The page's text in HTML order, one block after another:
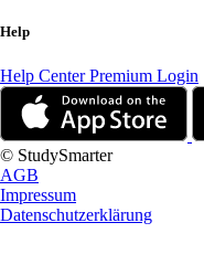
Help
Help CenterPremium Login
© StudySmarter
AGB
Impressum
Datenschutzerklärung